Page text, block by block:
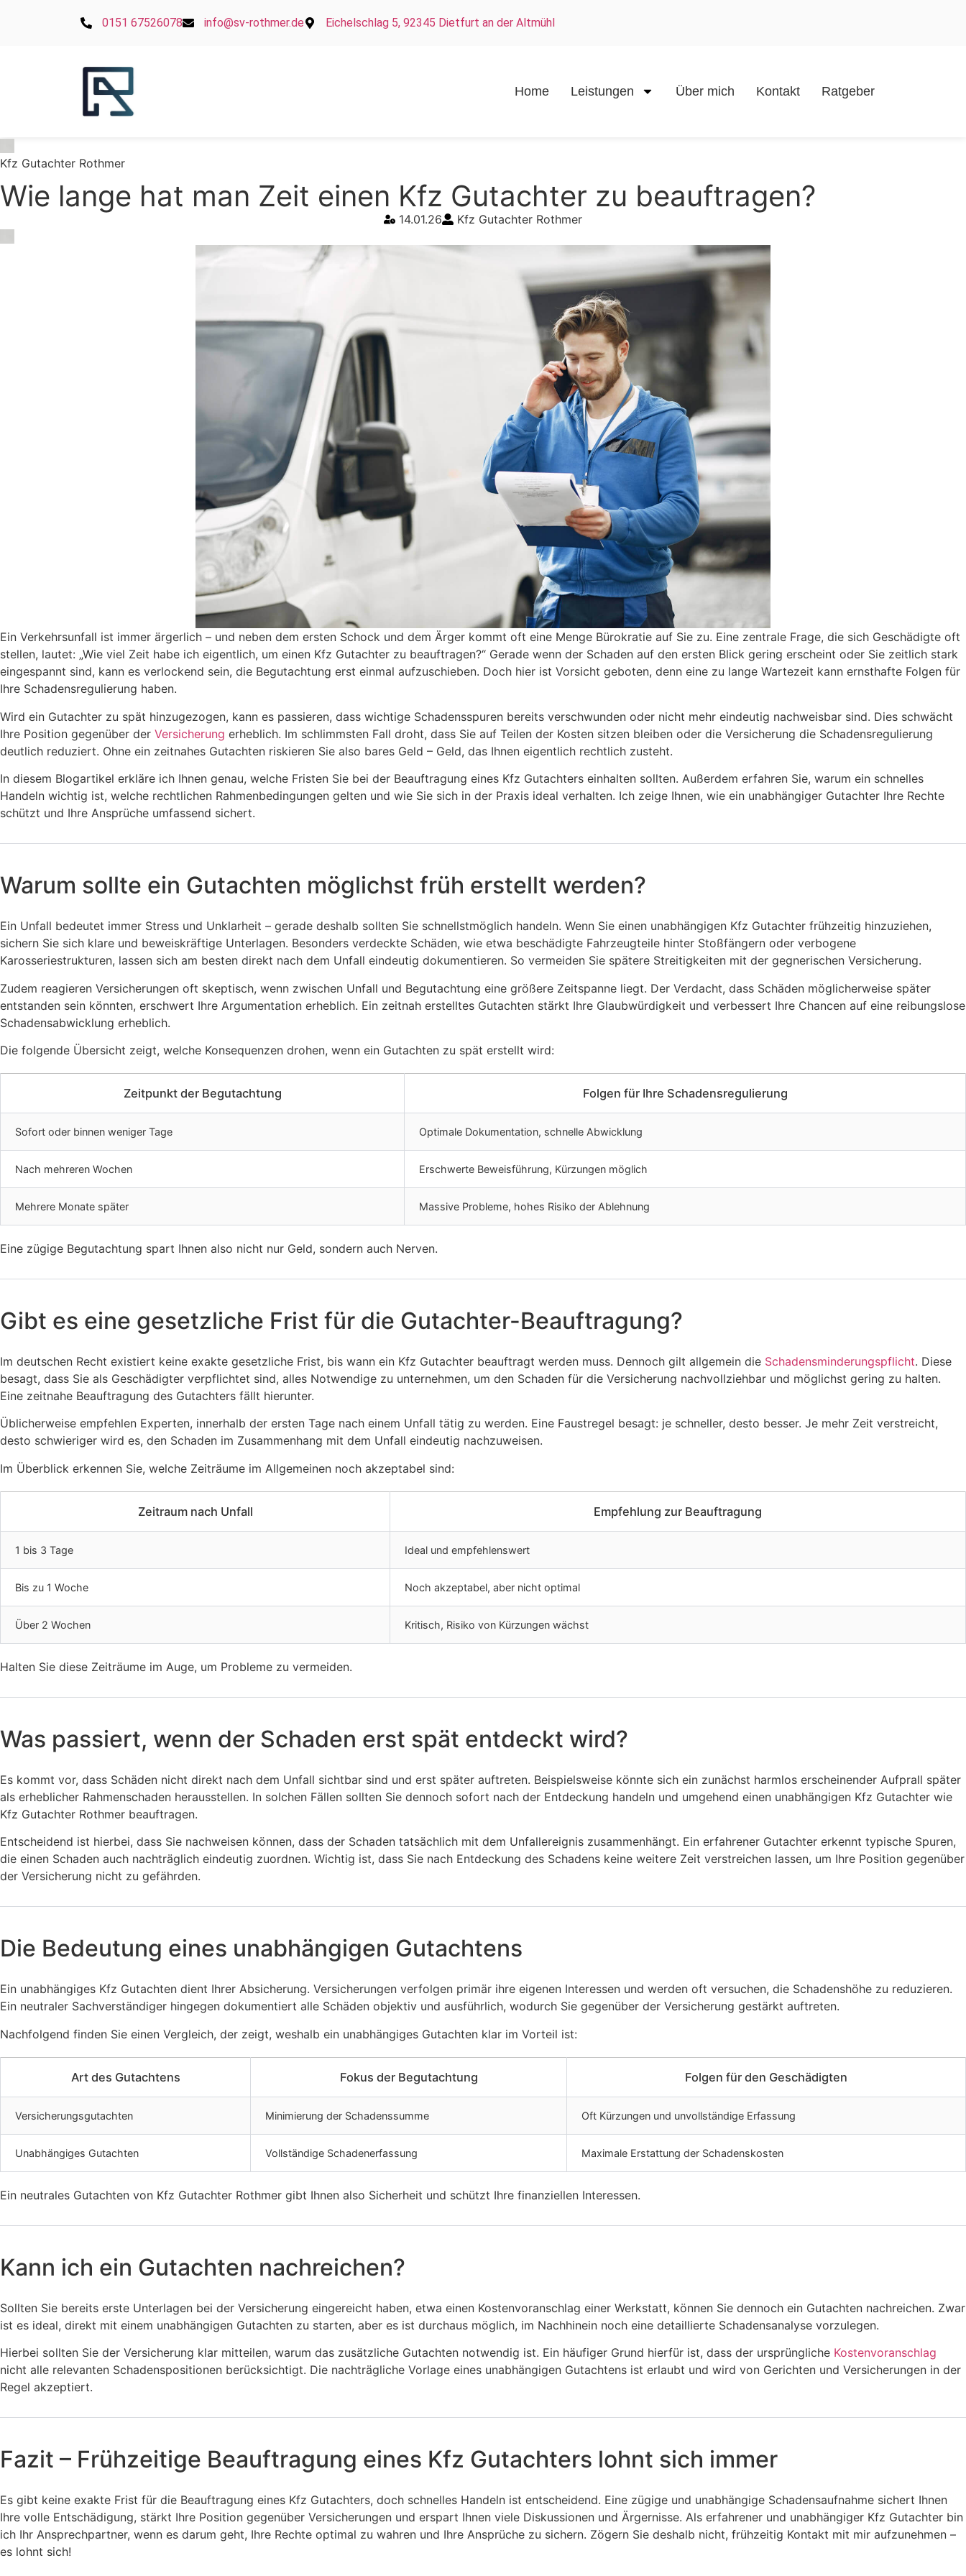
0151 67526078 info@sv-rothmer.de Eichelschlag 5, 92345 Dietfurt an der Altmühl
Home Leistungen Über mich Kontakt Ratgeber
Kfz Gutachter Rothmer
Wie lange hat man Zeit einen Kfz Gutachter zu beauftragen?
14.01.26 Kfz Gutachter Rothmer
Ein Verkehrsunfall ist immer ärgerlich – und neben dem ersten Schock und dem Ärger kommt oft eine Menge Bürokratie auf Sie zu. Eine zentrale Frage, die sich Geschädigte oft
stellen, lautet: „Wie viel Zeit habe ich eigentlich, um einen Kfz Gutachter zu beauftragen?“ Gerade wenn der Schaden auf den ersten Blick gering erscheint oder Sie zeitlich stark
eingespannt sind, kann es verlockend sein, die Begutachtung erst einmal aufzuschieben. Doch hier ist Vorsicht geboten, denn eine zu lange Wartezeit kann ernsthafte Folgen für
Ihre Schadensregulierung haben.
Wird ein Gutachter zu spät hinzugezogen, kann es passieren, dass wichtige Schadensspuren bereits verschwunden oder nicht mehr eindeutig nachweisbar sind. Dies schwächt
Ihre Position gegenüber der Versicherung erheblich. Im schlimmsten Fall droht, dass Sie auf Teilen der Kosten sitzen bleiben oder die Versicherung die Schadensregulierung
deutlich reduziert. Ohne ein zeitnahes Gutachten riskieren Sie also bares Geld – Geld, das Ihnen eigentlich rechtlich zusteht.
In diesem Blogartikel erkläre ich Ihnen genau, welche Fristen Sie bei der Beauftragung eines Kfz Gutachters einhalten sollten. Außerdem erfahren Sie, warum ein schnelles
Handeln wichtig ist, welche rechtlichen Rahmenbedingungen gelten und wie Sie sich in der Praxis ideal verhalten. Ich zeige Ihnen, wie ein unabhängiger Gutachter Ihre Rechte
schützt und Ihre Ansprüche umfassend sichert.
Warum sollte ein Gutachten möglichst früh erstellt werden?
Ein Unfall bedeutet immer Stress und Unklarheit – gerade deshalb sollten Sie schnellstmöglich handeln. Wenn Sie einen unabhängigen Kfz Gutachter frühzeitig hinzuziehen,
sichern Sie sich klare und beweiskräftige Unterlagen. Besonders verdeckte Schäden, wie etwa beschädigte Fahrzeugteile hinter Stoßfängern oder verbogene
Karosseriestrukturen, lassen sich am besten direkt nach dem Unfall eindeutig dokumentieren. So vermeiden Sie spätere Streitigkeiten mit der gegnerischen Versicherung.
Zudem reagieren Versicherungen oft skeptisch, wenn zwischen Unfall und Begutachtung eine größere Zeitspanne liegt. Der Verdacht, dass Schäden möglicherweise später
entstanden sein könnten, erschwert Ihre Argumentation erheblich. Ein zeitnah erstelltes Gutachten stärkt Ihre Glaubwürdigkeit und verbessert Ihre Chancen auf eine reibungslose
Schadensabwicklung erheblich.
Die folgende Übersicht zeigt, welche Konsequenzen drohen, wenn ein Gutachten zu spät erstellt wird:
Zeitpunkt der Begutachtung Folgen für Ihre Schadensregulierung
Sofort oder binnen weniger Tage Optimale Dokumentation, schnelle Abwicklung
Nach mehreren Wochen Erschwerte Beweisführung, Kürzungen möglich
Mehrere Monate später Massive Probleme, hohes Risiko der Ablehnung
Eine zügige Begutachtung spart Ihnen also nicht nur Geld, sondern auch Nerven.
Gibt es eine gesetzliche Frist für die Gutachter-Beauftragung?
Im deutschen Recht existiert keine exakte gesetzliche Frist, bis wann ein Kfz Gutachter beauftragt werden muss. Dennoch gilt allgemein die Schadensminderungspflicht. Diese
besagt, dass Sie als Geschädigter verpflichtet sind, alles Notwendige zu unternehmen, um den Schaden für die Versicherung nachvollziehbar und möglichst gering zu halten.
Eine zeitnahe Beauftragung des Gutachters fällt hierunter.
Üblicherweise empfehlen Experten, innerhalb der ersten Tage nach einem Unfall tätig zu werden. Eine Faustregel besagt: je schneller, desto besser. Je mehr Zeit verstreicht,
desto schwieriger wird es, den Schaden im Zusammenhang mit dem Unfall eindeutig nachzuweisen.
Im Überblick erkennen Sie, welche Zeiträume im Allgemeinen noch akzeptabel sind:
Zeitraum nach Unfall Empfehlung zur Beauftragung
1 bis 3 Tage Ideal und empfehlenswert
Bis zu 1 Woche Noch akzeptabel, aber nicht optimal
Über 2 Wochen Kritisch, Risiko von Kürzungen wächst
Halten Sie diese Zeiträume im Auge, um Probleme zu vermeiden.
Was passiert, wenn der Schaden erst spät entdeckt wird?
Es kommt vor, dass Schäden nicht direkt nach dem Unfall sichtbar sind und erst später auftreten. Beispielsweise könnte sich ein zunächst harmlos erscheinender Aufprall später
als erheblicher Rahmenschaden herausstellen. In solchen Fällen sollten Sie dennoch sofort nach der Entdeckung handeln und umgehend einen unabhängigen Kfz Gutachter wie
Kfz Gutachter Rothmer beauftragen.
Entscheidend ist hierbei, dass Sie nachweisen können, dass der Schaden tatsächlich mit dem Unfallereignis zusammenhängt. Ein erfahrener Gutachter erkennt typische Spuren,
die einen Schaden auch nachträglich eindeutig zuordnen. Wichtig ist, dass Sie nach Entdeckung des Schadens keine weitere Zeit verstreichen lassen, um Ihre Position gegenüber
der Versicherung nicht zu gefährden.
Die Bedeutung eines unabhängigen Gutachtens
Ein unabhängiges Kfz Gutachten dient Ihrer Absicherung. Versicherungen verfolgen primär ihre eigenen Interessen und werden oft versuchen, die Schadenshöhe zu reduzieren.
Ein neutraler Sachverständiger hingegen dokumentiert alle Schäden objektiv und ausführlich, wodurch Sie gegenüber der Versicherung gestärkt auftreten.
Nachfolgend finden Sie einen Vergleich, der zeigt, weshalb ein unabhängiges Gutachten klar im Vorteil ist:
Art des Gutachtens Fokus der Begutachtung Folgen für den Geschädigten
Versicherungsgutachten Minimierung der Schadenssumme Oft Kürzungen und unvollständige Erfassung
Unabhängiges Gutachten Vollständige Schadenerfassung Maximale Erstattung der Schadenskosten
Ein neutrales Gutachten von Kfz Gutachter Rothmer gibt Ihnen also Sicherheit und schützt Ihre finanziellen Interessen.
Kann ich ein Gutachten nachreichen?
Sollten Sie bereits erste Unterlagen bei der Versicherung eingereicht haben, etwa einen Kostenvoranschlag einer Werkstatt, können Sie dennoch ein Gutachten nachreichen. Zwar
ist es ideal, direkt mit einem unabhängigen Gutachten zu starten, aber es ist durchaus möglich, im Nachhinein noch eine detaillierte Schadensanalyse vorzulegen.
Hierbei sollten Sie der Versicherung klar mitteilen, warum das zusätzliche Gutachten notwendig ist. Ein häufiger Grund hierfür ist, dass der ursprüngliche Kostenvoranschlag
nicht alle relevanten Schadenspositionen berücksichtigt. Die nachträgliche Vorlage eines unabhängigen Gutachtens ist erlaubt und wird von Gerichten und Versicherungen in der
Regel akzeptiert.
Fazit – Frühzeitige Beauftragung eines Kfz Gutachters lohnt sich immer
Es gibt keine exakte Frist für die Beauftragung eines Kfz Gutachters, doch schnelles Handeln ist entscheidend. Eine zügige und unabhängige Schadensaufnahme sichert Ihnen
Ihre volle Entschädigung, stärkt Ihre Position gegenüber Versicherungen und erspart Ihnen viele Diskussionen und Ärgernisse. Als erfahrener und unabhängiger Kfz Gutachter bin
ich Ihr Ansprechpartner, wenn es darum geht, Ihre Rechte optimal zu wahren und Ihre Ansprüche zu sichern. Zögern Sie deshalb nicht, frühzeitig Kontakt mit mir aufzunehmen –
es lohnt sich!